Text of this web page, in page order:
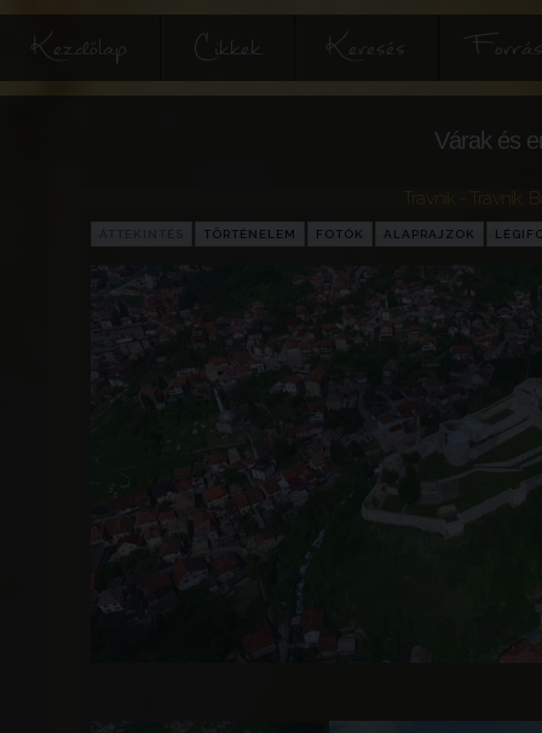
Kezdőlap Cikkek Keresés
Várak és
Travnik - Travnik
TÖRTÉNELEM FOTÓK ALAPRAJZOK